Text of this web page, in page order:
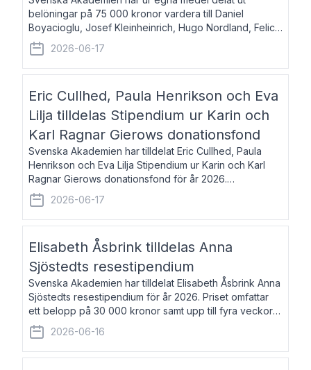
belöningar på 75 000 kronor vardera till Daniel
Boyacioglu, Josef Kleinheinrich, Hugo Nordland, Felicia
Stenroth och Svante Strandberg. Daniel Boyacioglu,
född 1981, är poet och scenartist. Josef
2026-06-17
Eric Cullhed, Paula Henrikson och Eva
Lilja tilldelas Stipendium ur Karin och
Karl Ragnar Gierows donationsfond
Svenska Akademien har tilldelat Eric Cullhed, Paula
Henrikson och Eva Lilja Stipendium ur Karin och Karl
Ragnar Gierows donationsfond för år 2026.
Stipendiebeloppet är på 70 000 kronor vardera. Eric
Cullhed, född 1985, är professor i grekis
2026-06-17
Elisabeth Åsbrink tilldelas Anna
Sjöstedts resestipendium
Svenska Akademien har tilldelat Elisabeth Åsbrink Anna
Sjöstedts resestipendium för år 2026. Priset omfattar
ett belopp på 30 000 kronor samt upp till fyra veckors
fri vistelse i Akademiens lägenhet i Berlin. Elisabeth
Åsbrink, född 1965 oc
2026-06-16